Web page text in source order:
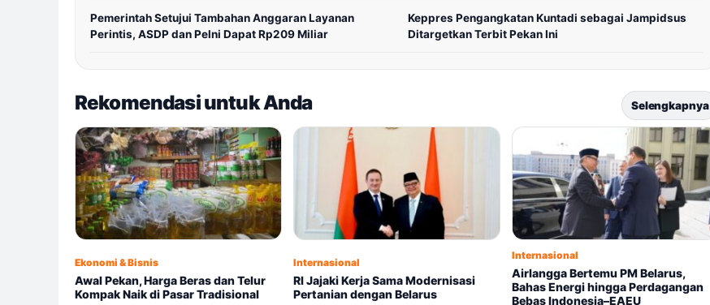
Pemerintah Setujui Tambahan Anggaran Layanan
Perintis, ASDP dan Pelni Dapat Rp209 Miliar
Keppres Pengangkatan Kuntadi sebagai Jampidsus
Ditargetkan Terbit Pekan Ini
Rekomendasi untuk Anda Selengkapnya
Ekonomi & Bisnis
Awal Pekan, Harga Beras dan Telur
Kompak Naik di Pasar Tradisional
Internasional
RI Jajaki Kerja Sama Modernisasi
Pertanian dengan Belarus
Internasional
Airlangga Bertemu PM Belarus,
Bahas Energi hingga Perdagangan
Bebas Indonesia–EAEU